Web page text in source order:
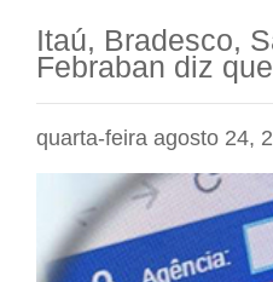
Itaú, Bradesco,
Febraban diz
quarta-feira agosto 24,